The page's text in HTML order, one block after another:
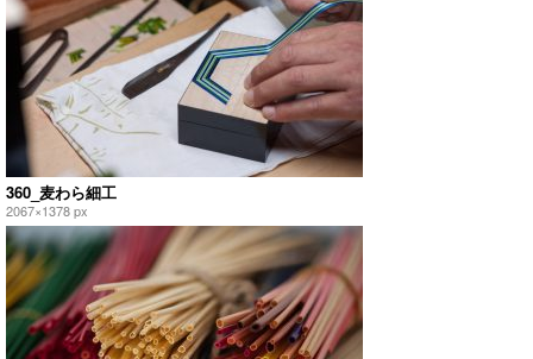
360_麦わら細工
2067×1378 px